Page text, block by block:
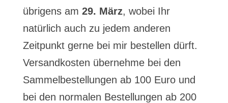
übrigens am 29. März, wobei Ihr
natürlich auch zu jedem anderen
Zeitpunkt gerne bei mir bestellen dürft.
Versandkosten übernehme bei den
Sammelbestellungen ab 100 Euro und
bei den normalen Bestellungen ab 200